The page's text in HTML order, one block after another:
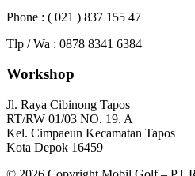
Phone : ( 021 ) 837 155 47
Tlp / Wa : 0878 8341 6384
Workshop
Jl. Raya Cibinong Tapos
RT/RW 01/03 NO. 19. A
Kel. Cimpaeun Kecamatan Tapos
Kota Depok 16459